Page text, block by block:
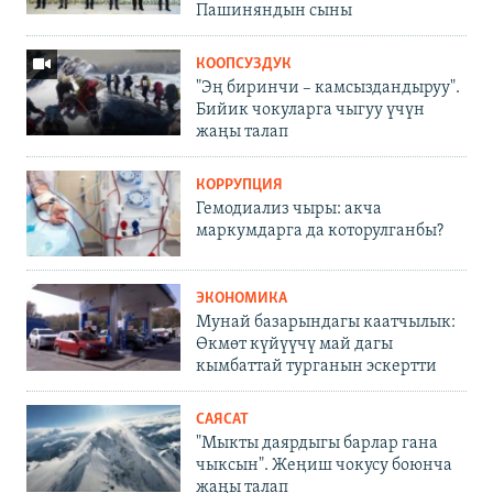
Пашиняндын сыны
КООПСУЗДУК
"Эң биринчи – камсыздандыруу".
Бийик чокуларга чыгуу үчүн
жаңы талап
КОРРУПЦИЯ
Гемодиализ чыры: акча
маркумдарга да которулганбы?
ЭКОНОМИКА
Мунай базарындагы каатчылык:
Өкмөт күйүүчү май дагы
кымбаттай турганын эскертти
САЯСАТ
"Мыкты даярдыгы барлар гана
чыксын". Жеңиш чокусу боюнча
жаңы талап